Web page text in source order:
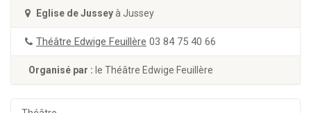
Eglise de Jusseyà Jussey
Théâtre Edwige Feuillère 03 84 75 40 66
Organisé par : le Théâtre Edwige Feuillère